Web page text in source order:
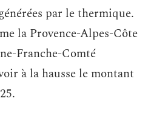
par le thermique.
la Provence-Alpes-Côte
Franche-Comté
à la hausse le montant